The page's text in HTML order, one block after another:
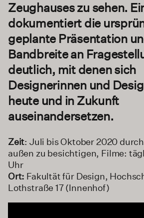
Zeughauses zu sehen.
dokumentiert die
geplante Präsentation
Bandbreite an
deutlich, mit denen sich
Designerinnen und
heute und in Zukunft
auseinandersetzen.
Zeit: Juli bis Oktober 2020
außen zu besichtigen, Filme:
Uhr
Ort: Fakultät für Design,
Lothstraße 17 (Innenhof)